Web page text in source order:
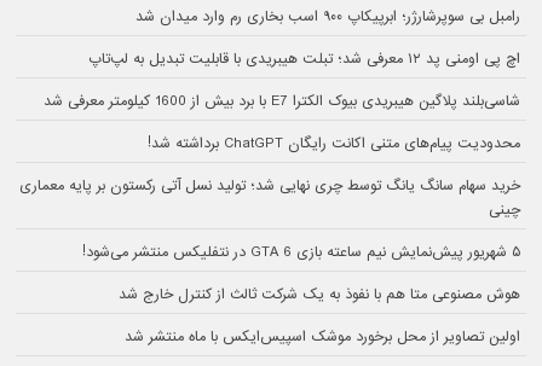
رامبل بی سوپرشارژر؛ ابرپیکاپ ۹۰۰ اسب بخاری رم وارد میدان شد
اچ پی اومنی پد ۱۲ معرفی شد؛ تبلت هیبریدی با قابلیت تبدیل به لپ‌تاپ
شاسی‌بلند پلاگین هیبریدی بیوک الکترا E7 با برد بیش از 1600 کیلومتر معرفی شد
محدودیت پیام‌های متنی اکانت رایگان ChatGPT برداشته شد!
خرید سهام سانگ‌ یانگ توسط چری نهایی شد؛ تولید نسل آتی رکستون بر پایه معماری
چینی
۵ شهریور پیش‌نمایش نیم ساعته بازی GTA 6 در نتفلیکس منتشر می‌شود!
هوش مصنوعی متا هم با نفوذ به یک شرکت ثالث از کنترل خارج شد
اولین تصاویر از محل برخورد موشک اسپیس‌ایکس با ماه منتشر شد